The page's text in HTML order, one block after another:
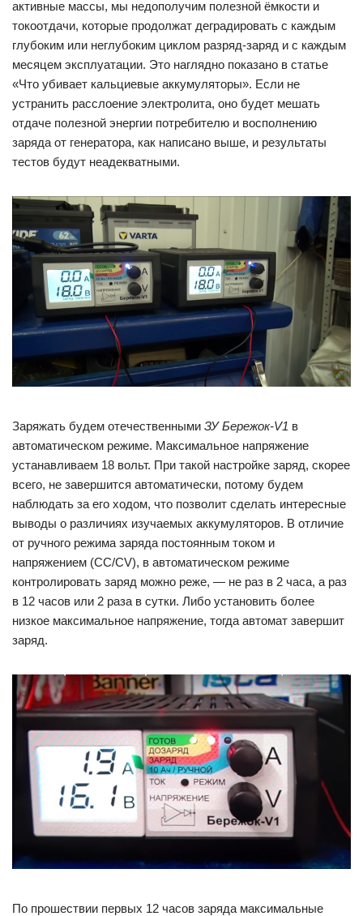
активные массы, мы недополучим полезной ёмкости и
токоотдачи, которые продолжат деградировать с каждым
глубоким или неглубоким циклом разряд-заряд и с каждым
месяцем эксплуатации. Это наглядно показано в статье
«Что убивает кальциевые аккумуляторы». Если не
устранить расслоение электролита, оно будет мешать
отдаче полезной энергии потребителю и восполнению
заряда от генератора, как написано выше, и результаты
тестов будут неадекватными.
Заряжать будем отечественными ЗУ Бережок-V1 в
автоматическом режиме. Максимальное напряжение
устанавливаем 18 вольт. При такой настройке заряд, скорее
всего, не завершится автоматически, потому будем
наблюдать за его ходом, что позволит сделать интересные
выводы о различиях изучаемых аккумуляторов. В отличие
от ручного режима заряда постоянным током и
напряжением (CC/CV), в автоматическом режиме
контролировать заряд можно реже, — не раз в 2 часа, а раз
в 12 часов или 2 раза в сутки. Либо установить более
низкое максимальное напряжение, тогда автомат завершит
заряд.
По прошествии первых 12 часов заряда максимальные